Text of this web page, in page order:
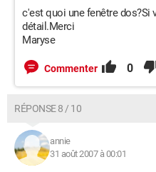
c'est quoi une fenêtre dos?Si
détail.Merci
Maryse
Commenter 0
RÉPONSE 8 / 10
annie
31 août 2007 à 00:01